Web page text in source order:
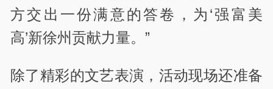
方交出一份满意的答卷，为‘强富美
高’新徐州贡献力量。”
除了精彩的文艺表演，活动现场还准备